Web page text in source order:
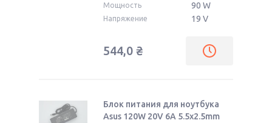
Мощность 90 W
Напряжение 19 V
544,0 ₴
Блок питания для ноутбука
Asus 120W 20V 6A 5.5x2.5mm